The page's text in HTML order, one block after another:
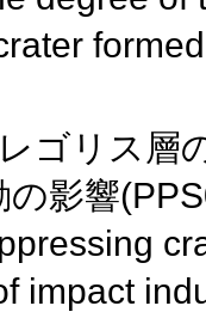
ゴリス層
の影響
impact